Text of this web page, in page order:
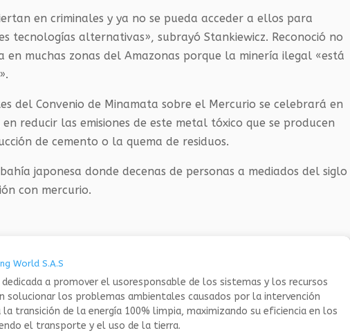
en criminales y ya no se pueda acceder a ellos para
tecnologías alternativas», subrayó Stankiewicz. Reconoció no
en muchas zonas del Amazonas porque la minería ilegal «está
del Convenio de Minamata sobre el Mercurio se celebrará en
reducir las emisiones de este metal tóxico que se producen
de cemento o la quema de residuos.
japonesa donde decenas de personas a mediados del siglo
con mercurio.
World S.A.S
a promover el usoresponsable de los sistemas y los recursos
solucionar los problemas ambientales causados por la intervención
transición de la energía 100% limpia, maximizando su eficiencia en los
el transporte y el uso de la tierra.